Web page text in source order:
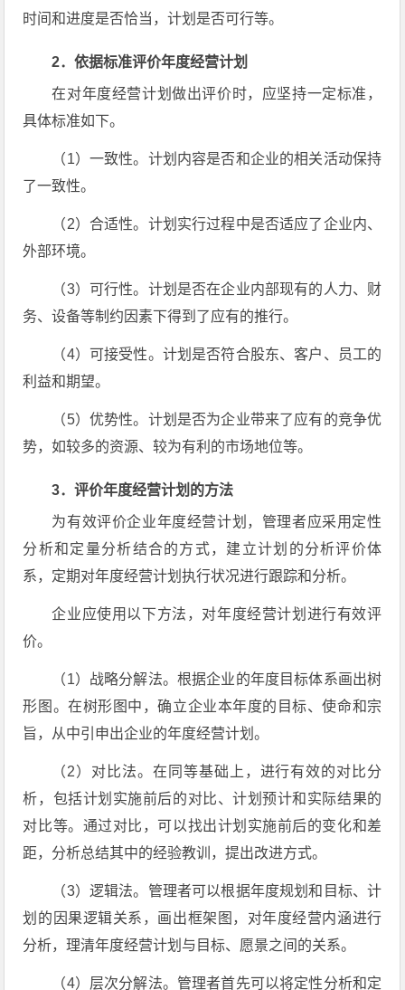
时间和进度是否恰当，计划是否可行等。
2．依据标准评价年度经营计划
在对年度经营计划做出评价时，应坚持一定标准，
具体标准如下。
（1）一致性。计划内容是否和企业的相关活动保持
了一致性。
（2）合适性。计划实行过程中是否适应了企业内、
外部环境。
（3）可行性。计划是否在企业内部现有的人力、财
务、设备等制约因素下得到了应有的推行。
（4）可接受性。计划是否符合股东、客户、员工的
利益和期望。
（5）优势性。计划是否为企业带来了应有的竞争优
势，如较多的资源、较为有利的市场地位等。
3．评价年度经营计划的方法
为有效评价企业年度经营计划，管理者应采用定性
分析和定量分析结合的方式，建立计划的分析评价体
系，定期对年度经营计划执行状况进行跟踪和分析。
企业应使用以下方法，对年度经营计划进行有效评
价。
（1）战略分解法。根据企业的年度目标体系画出树
形图。在树形图中，确立企业本年度的目标、使命和宗
旨，从中引申出企业的年度经营计划。
（2）对比法。在同等基础上，进行有效的对比分
析，包括计划实施前后的对比、计划预计和实际结果的
对比等。通过对比，可以找出计划实施前后的变化和差
距，分析总结其中的经验教训，提出改进方式。
（3）逻辑法。管理者可以根据年度规划和目标、计
划的因果逻辑关系，画出框架图，对年度经营内涵进行
分析，理清年度经营计划与目标、愿景之间的关系。
（4）层次分解法。管理者首先可以将定性分析和定